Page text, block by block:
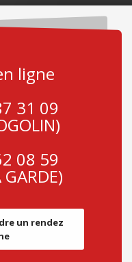
ligne
31 09
08 59
un rendez